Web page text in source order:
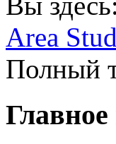
Area
Полный